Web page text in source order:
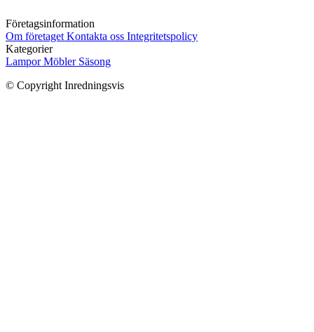
Företagsinformation
Om företaget Kontakta oss Integritetspolicy
Kategorier
LamporMöbler Säsong
© Copyright Inredningsvis